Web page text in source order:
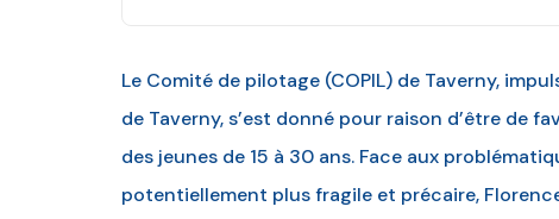
Le Comité de pilotage (COPIL) de Taverny,
de Taverny, s’est donné pour raison d’être de
des jeunes de 15 à 30 ans. Face aux
potentiellement plus fragile et précaire,